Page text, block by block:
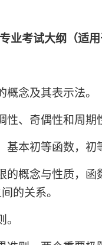
业考试大纲（适
念及其表示法。
性、奇偶性和周期
基本初等函数，初
的概念与性质，函
的关系。